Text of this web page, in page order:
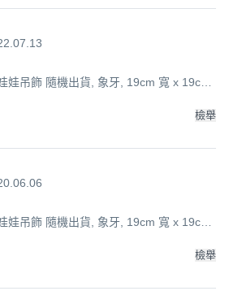
娃吊飾 隨機出貨, 象牙, 19cm 寬 x 19cm
檢舉
娃吊飾 隨機出貨, 象牙, 19cm 寬 x 19cm
檢舉